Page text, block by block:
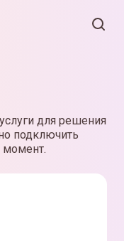
для решения
подключить
момент.